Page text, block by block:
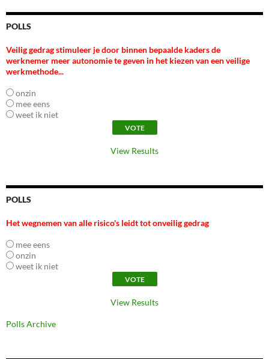
POLLS
Veilig gedrag stimuleer je door binnen bepaalde kaders de
werknemer meer autonomie te geven in het kiezen van een veilige
werkmethode...
onzin
mee eens
weet ik niet
View Results
POLLS
Het wegnemen van alle risico's leidt tot onveilig gedrag
mee eens
onzin
weet ik niet
View Results
Polls Archive